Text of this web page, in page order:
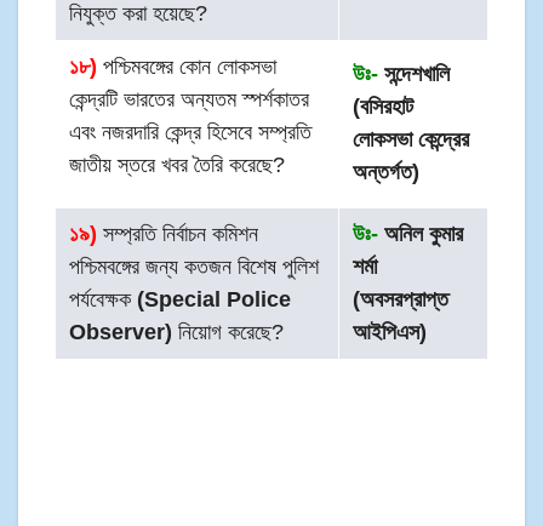
নিযুক্ত করা হয়েছে?
১৮) পশ্চিমবঙ্গের কোন লোকসভা
কেন্দ্রটি ভারতের অন্যতম স্পর্শকাতর
এবং নজরদারি কেন্দ্র হিসেবে সম্প্রতি
জাতীয় স্তরে খবর তৈরি করেছে?
উঃ- সন্দেশখালি
(বসিরহাট
লোকসভা কেন্দ্রের
অন্তর্গত)
১৯) সম্প্রতি নির্বাচন কমিশন
পশ্চিমবঙ্গের জন্য কতজন বিশেষ পুলিশ
পর্যবেক্ষক (Special Police
Observer) নিয়োগ করেছে?
উঃ- অনিল কুমার
শর্মা
(অবসরপ্রাপ্ত
আইপিএস)